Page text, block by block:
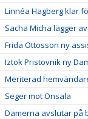
Linnéa Hagberg klar
Sacha Micha lägger
Frida Ottosson ny
Iztok Pristovnik ny
Meriterad
Seger mot Onsala
Damerna avslutar på